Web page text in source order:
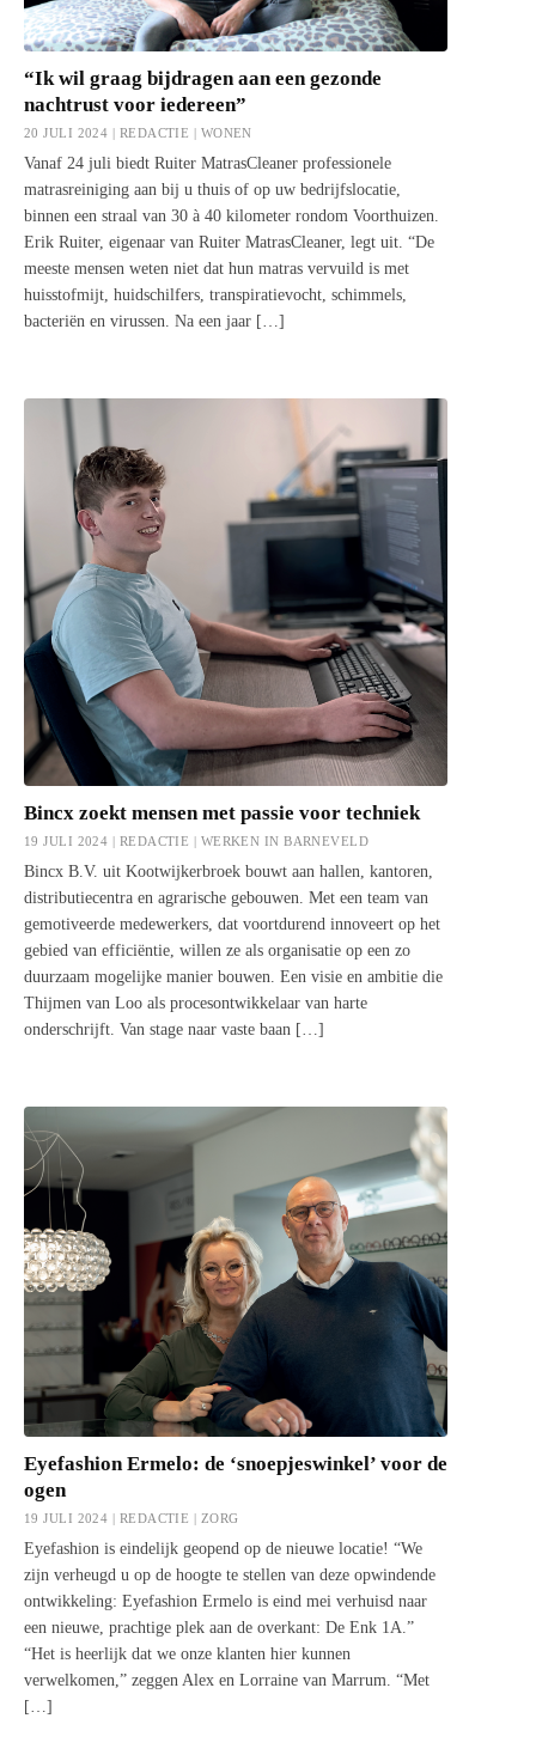
“Ik wil graag bijdragen aan een gezonde
nachtrust voor iedereen”
20 JULI 2024 | REDACTIE | WONEN
Vanaf 24 juli biedt Ruiter MatrasCleaner professionele
matrasreiniging aan bij u thuis of op uw bedrijfslocatie,
binnen een straal van 30 à 40 kilometer rondom Voorthuizen.
Erik Ruiter, eigenaar van Ruiter MatrasCleaner, legt uit. “De
meeste mensen weten niet dat hun matras vervuild is met
huisstofmijt, huidschilfers, transpiratievocht, schimmels,
bacteriën en virussen. Na een jaar […]
Bincx zoekt mensen met passie voor techniek
19 JULI 2024 | REDACTIE | WERKEN IN BARNEVELD
Bincx B.V. uit Kootwijkerbroek bouwt aan hallen, kantoren,
distributiecentra en agrarische gebouwen. Met een team van
gemotiveerde medewerkers, dat voortdurend innoveert op het
gebied van efficiëntie, willen ze als organisatie op een zo
duurzaam mogelijke manier bouwen. Een visie en ambitie die
Thijmen van Loo als procesontwikkelaar van harte
onderschrijft. Van stage naar vaste baan […]
Eyefashion Ermelo: de ‘snoepjeswinkel’ voor de
ogen
19 JULI 2024 | REDACTIE | ZORG
Eyefashion is eindelijk geopend op de nieuwe locatie! “We
zijn verheugd u op de hoogte te stellen van deze opwindende
ontwikkeling: Eyefashion Ermelo is eind mei verhuisd naar
een nieuwe, prachtige plek aan de overkant: De Enk 1A.”
“Het is heerlijk dat we onze klanten hier kunnen
verwelkomen,” zeggen Alex en Lorraine van Marrum. “Met
[…]